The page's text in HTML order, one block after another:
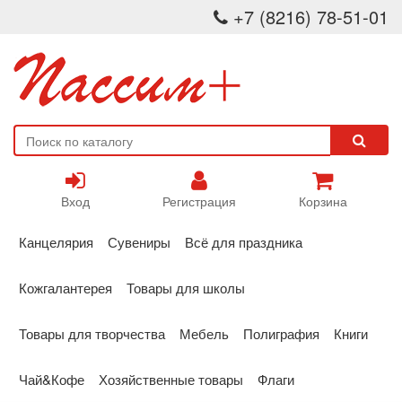
+7 (8216) 78-51-01
Вход Регистрация Корзина
Канцелярия Сувениры Всё для праздника
Кожгалантерея Товары для школы
Товары для творчества Мебель Полиграфия Книги
Чай&Кофе Хозяйственные товары Флаги